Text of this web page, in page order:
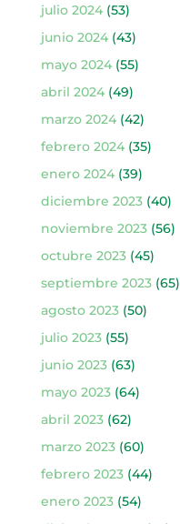
julio 2024(53)
junio 2024(43)
mayo 2024(55)
abril 2024(49)
marzo 2024(42)
febrero 2024(35)
enero 2024(39)
diciembre 2023(40)
noviembre 2023(56)
octubre 2023(45)
septiembre 2023(65)
agosto 2023(50)
julio 2023(55)
junio 2023(63)
mayo 2023(64)
abril 2023(62)
marzo 2023(60)
febrero 2023(44)
enero 2023(54)